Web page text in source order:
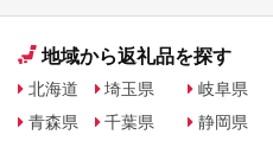
地域から返礼品を探す
北海道
青森県
埼玉県
千葉県
岐阜県
静岡県